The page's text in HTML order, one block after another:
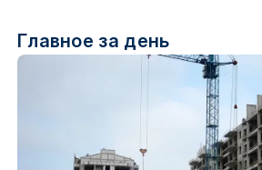
Главное за день